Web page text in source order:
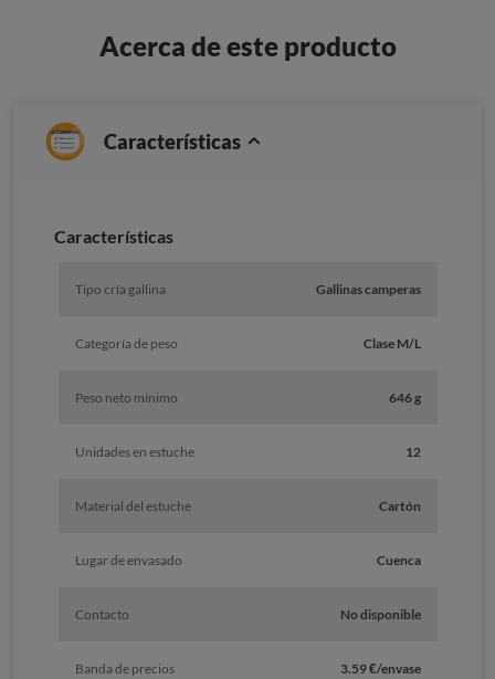
Acerca de este producto
Características
Caracterí­sticas
Tipo cría gallina Gallinas camperas
Categoría de peso Clase M/L
Peso neto mínimo 646 g
Unidades en estuche 12
Material del estuche Cartón
Lugar de envasado Cuenca
Contacto No disponible
Banda de precios 3.59 €/envase